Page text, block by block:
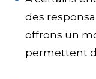
des
offrons un
permettent